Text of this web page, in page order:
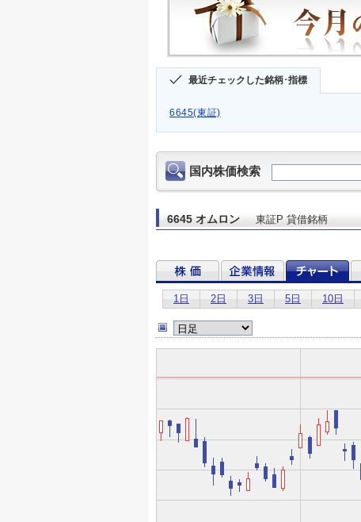
最近チェックした銘柄･指標
6645(東証)